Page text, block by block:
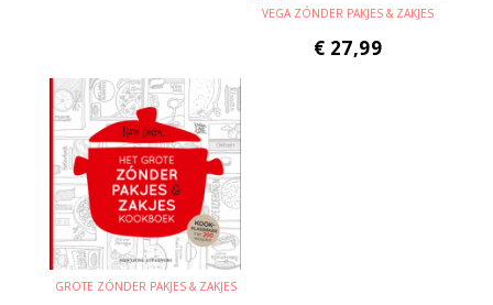
VEGA ZÓNDER PAKJES & ZAKJES
€ 27,99
GROTE ZÓNDER PAKJES & ZAKJES